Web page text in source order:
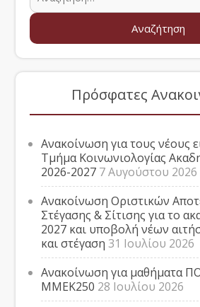
Πρόσφατες
Ανακοίνωση για τους νέους
Τμήμα Κοινωνιολογίας
2026-2027 7 Αυγούστου 2026
Ανακοίνωση Οριστικών
Στέγασης & Σίτισης για το
2027 και υποβολή νέων
και στέγαση 31 Ιουλίου 2026
Ανακοίνωση για μαθήματα
ΜΜΕΚ250 28 Ιουλίου 2026